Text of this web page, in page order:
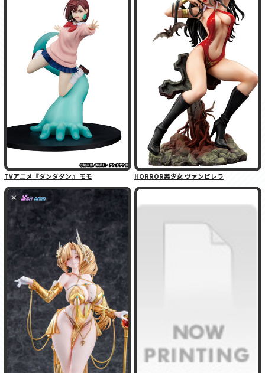
TVアニメ『ダンダダン』 モモ HORROR美少女 ヴァンピレラ